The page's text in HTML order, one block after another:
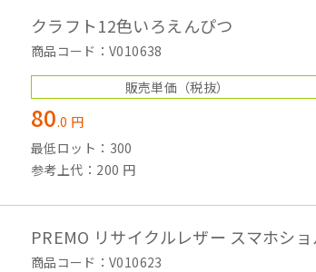
クラフト12色いろえんぴつ
商品コード：V010638
販売単価 （税抜）
80.0 円
最低ロット：300
参考上代：200 円
PREMO リサイクルレザー スマホシ
商品コード：V010623